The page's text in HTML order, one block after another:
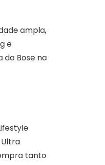
ampla,
e
Bose na
Ultra
tanto